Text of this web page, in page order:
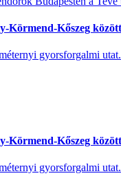
Körmend-Kőszeg között
gyorsforgalmi utat.
Körmend-Kőszeg között
gyorsforgalmi utat.